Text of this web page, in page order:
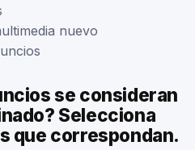
nuevo
se consideran
Selecciona
que correspondan.